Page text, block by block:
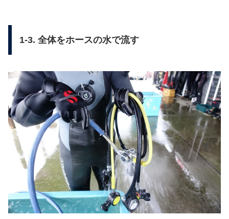
1-3. 全体をホースの水で流す